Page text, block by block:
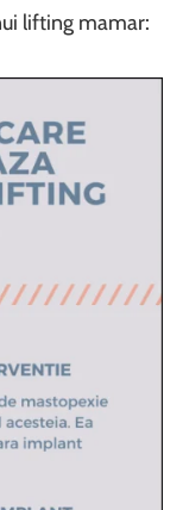
lifting mamar: